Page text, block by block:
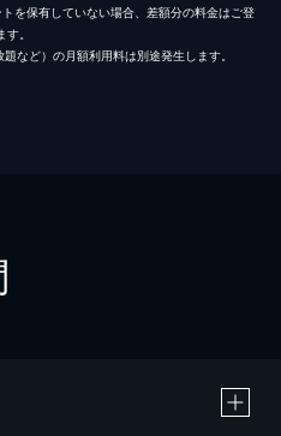
を保有していない場合、差額分の料金はご登
。
など）の月額利用料は別途発生します。